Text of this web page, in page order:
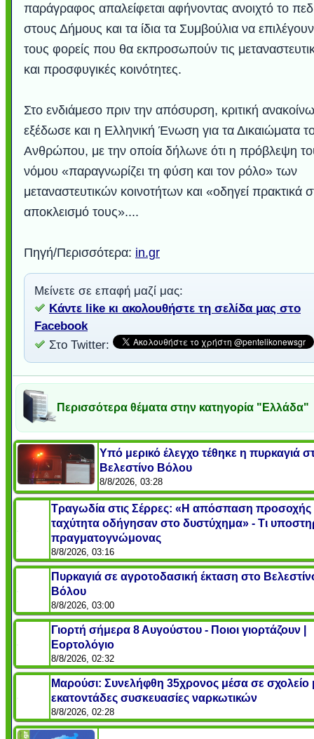
παράγραφος απαλείφεται αφήνοντας ανοιχτό το
στους Δήμους και τα ίδια τα Συμβούλια να επιλέγουν
τους φορείς που θα εκπροσωπούν τις
και προσφυγικές κοινότητες.
Στο ενδιάμεσο πριν την απόσυρση, κριτική
εξέδωσε και η Ελληνική Ένωση για τα Δικαιώματα
Ανθρώπου, με την οποία δήλωνε ότι η πρόβλεψη
νόμου «παραγνωρίζει τη φύση και τον ρόλο» των
μεταναστευτικών κοινοτήτων και «οδηγεί πρακτικά
αποκλεισμό τους»....
Πηγή/Περισσότερα: in.gr
Μείνετε σε επαφή μαζί μας:
Κάντε like κι ακολουθήστε τη σελίδα μας στο
Facebook
Στο Twitter:
Περισσότερα θέματα στην κατηγορία "Ελλάδα"
Υπό μερικό έλεγχο τέθηκε η πυρκαγιά
Βελεστίνο Βόλου
8/8/2026, 03:28
Τραγωδία στις Σέρρες: «Η απόσπαση προσοχής
ταχύτητα οδήγησαν στο δυστύχημα» - Τι
πραγματογνώμονας
8/8/2026, 03:16
Πυρκαγιά σε αγροτοδασική έκταση στο
Βόλου
8/8/2026, 03:00
Γιορτή σήμερα 8 Αυγούστου - Ποιοι γιορτάζουν |
Εορτολόγιο
8/8/2026, 02:32
Μαρούσι: Συνελήφθη 35χρονος μέσα σε σχολείο
εκατοντάδες συσκευασίες ναρκωτικών
8/8/2026, 02:28